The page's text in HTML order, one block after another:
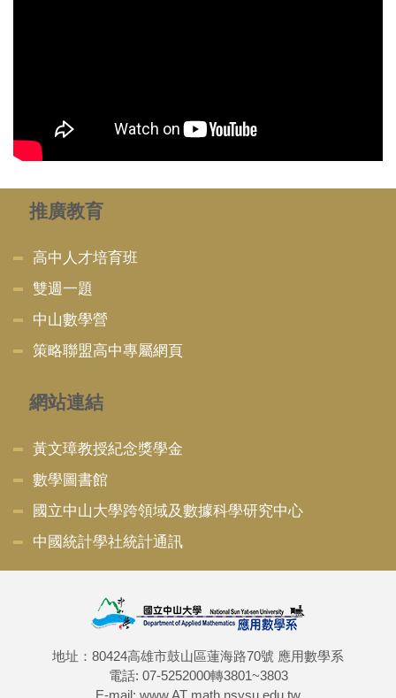
推廣教育
高中人才培育班
雙週一題
中山數學營
策略聯盟高中專屬網頁
網站連結
黃文璋教授紀念獎學金
數學圖書館
國立中山大學跨領域及數據科學研究中心
中國統計學社統計通訊
地址：80424高雄市鼓山區蓮海路70號 應用數學系
電話: 07-5252000轉3801~3803
E-mail: www AT math.nsysu.edu.tw